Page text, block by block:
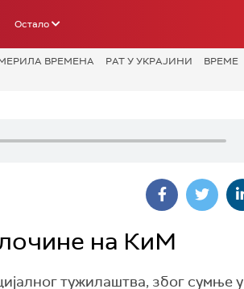
Остало
ВРЕМЕНА РАТ У УКРАЈИНИ ВРЕМЕ
на КиМ
тужилаштва, због сумње у